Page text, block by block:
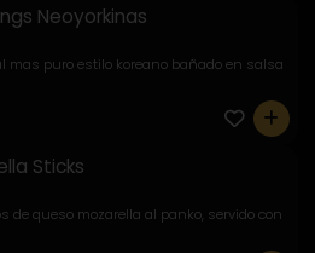
Neoyorkinas
mas puro estilo koreano bañado en salsa
0
Sticks
de queso mozarella al panko, servido con